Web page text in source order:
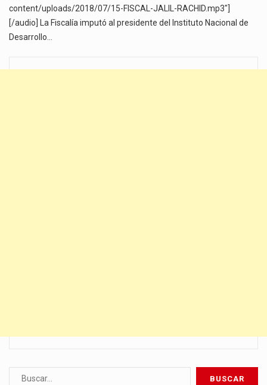
content/uploads/2018/07/15-FISCAL-JALIL-RACHID.mp3"]
[/audio] La Fiscalía imputó al presidente del Instituto Nacional de
Desarrollo…